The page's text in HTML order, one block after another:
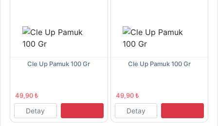
Cle Up Pamuk 100 Gr
49,90 ₺
Detay
Cle Up Pamuk 100 Gr
49,90 ₺
Detay